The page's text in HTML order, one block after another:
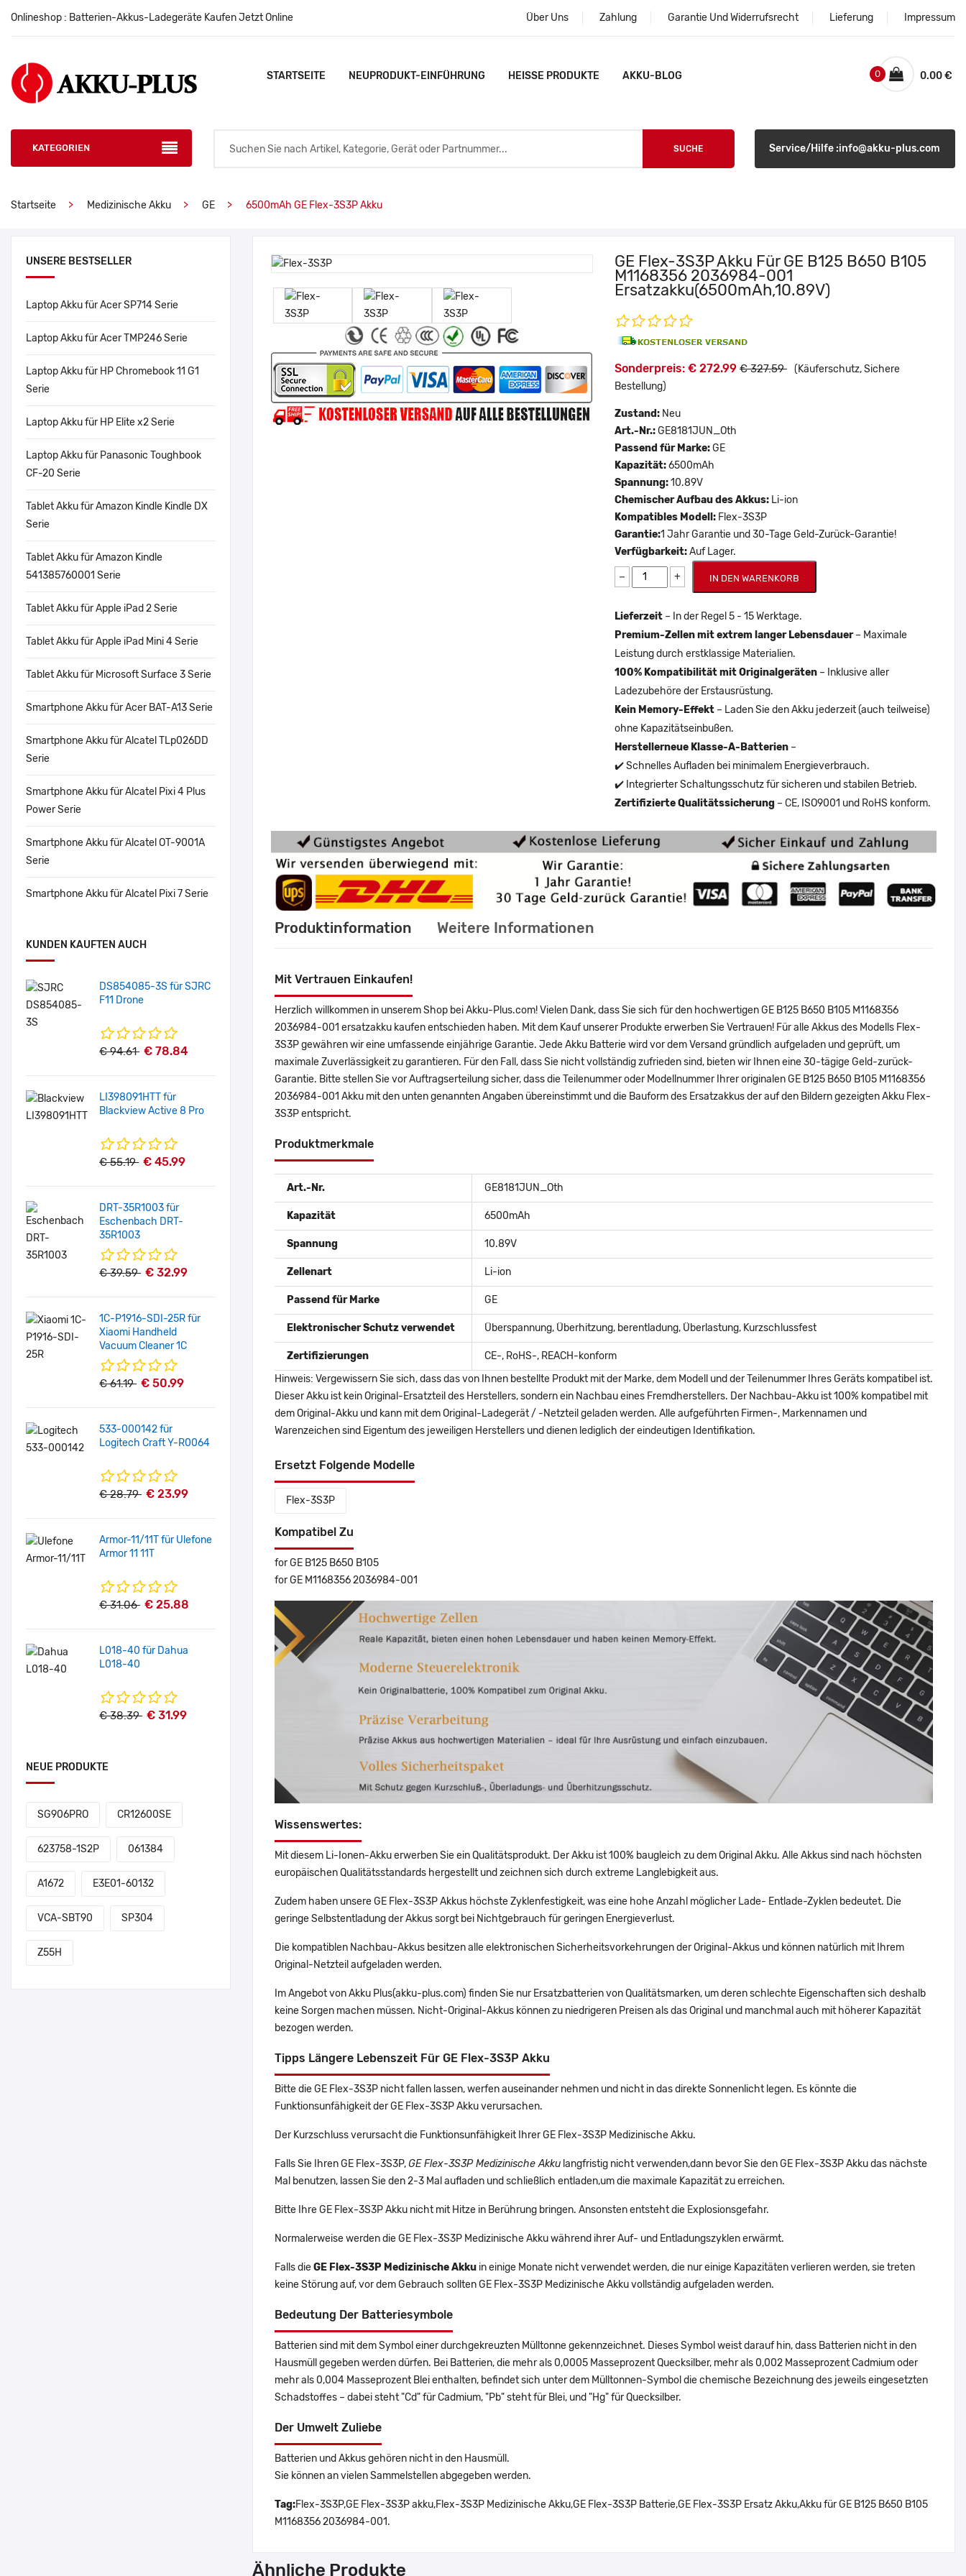
Onlineshop : Batterien-Akkus-Ladegeräte Kaufen Jetzt Online Über Uns Zahlung Garantie Und Widerrufsrecht Lieferung Impressum
STARTSEITE NEUPRODUKT-EINFÜHRUNG HEISSE PRODUKTE AKKU-BLOG 0.00 €
0
KATEGORIEN SUCHE Service/Hilfe :info@akku-plus.com
Startseite Medizinische Akku GE 6500mAh GE Flex-3S3P Akku
UNSERE BESTSELLER
Laptop Akku für Acer SP714 Serie
Laptop Akku für Acer TMP246 Serie
Laptop Akku für HP Chromebook 11 G1
Serie
Laptop Akku für HP Elite x2 Serie
Laptop Akku für Panasonic Toughbook
CF-20 Serie
Tablet Akku für Amazon Kindle Kindle DX
Serie
Tablet Akku für Amazon Kindle
541385760001 Serie
Tablet Akku für Apple iPad 2 Serie
Tablet Akku für Apple iPad Mini 4 Serie
Tablet Akku für Microsoft Surface 3 Serie
Smartphone Akku für Acer BAT-A13 Serie
Smartphone Akku für Alcatel TLp026DD
Serie
Smartphone Akku für Alcatel Pixi 4 Plus
Power Serie
Smartphone Akku für Alcatel OT-9001A
Serie
Smartphone Akku für Alcatel Pixi 7 Serie
KUNDEN KAUFTEN AUCH
DS854085-3S für SJRC
F11 Drone
€ 94.61 € 78.84
LI398091HTT für
Blackview Active 8 Pro
€ 55.19 € 45.99
DRT-35R1003 für
Eschenbach DRT-
35R1003
€ 39.59 € 32.99
1C-P1916-SDI-25R für
Xiaomi Handheld
Vacuum Cleaner 1C
€ 61.19 € 50.99
533-000142 für
Logitech Craft Y-R0064
€ 28.79 € 23.99
Armor-11/11T für Ulefone
Armor 11 11T
€ 31.06 € 25.88
L018-40 für Dahua
L018-40
€ 38.39 € 31.99
NEUE PRODUKTE
SG906PRO CR12600SE
623758-1S2P 061384
A1672 E3E01-60132
VCA-SBT90 SP304
Z55H
GE Flex-3S3P Akku Für GE B125 B650 B105
M1168356 2036984-001
Ersatzakku(6500mAh,10.89V)
Sonderpreis: € 272.99 € 327.59 (Käuferschutz, Sichere
Bestellung)
Zustand: Neu
Art.-Nr.:GE8181JUN_Oth
Passend für Marke:GE
Kapazität:6500mAh
Spannung:10.89V
Chemischer Aufbau des Akkus: Li-ion
Kompatibles Modell: Flex-3S3P
Garantie:1 Jahr Garantie und 30-Tage Geld-Zurück-Garantie!
Verfügbarkeit:Auf Lager.
− + IN DEN WARENKORB
Lieferzeit – In der Regel 5 - 15 Werktage.
Premium-Zellen mit extrem langer Lebensdauer– Maximale
Leistung durch erstklassige Materialien.
100% Kompatibilität mit Originalgeräten – Inklusive aller
Ladezubehöre der Erstausrüstung.
Kein Memory-Effekt – Laden Sie den Akku jederzeit (auch teilweise)
ohne Kapazitätseinbußen.
Herstellerneue Klasse-A-Batterien –
✔️ Schnelles Aufladen bei minimalem Energieverbrauch.
✔️ Integrierter Schaltungsschutz für sicheren und stabilen Betrieb.
Zertifizierte Qualitätssicherung – CE, ISO9001 und RoHS konform.
Produktinformation Weitere Informationen
Mit Vertrauen Einkaufen!
Herzlich willkommen in unserem Shop bei Akku-Plus.com! Vielen Dank, dass Sie sich für den hochwertigen GE B125 B650 B105 M1168356
2036984-001 ersatzakku kaufen entschieden haben. Mit dem Kauf unserer Produkte erwerben Sie Vertrauen! Für alle Akkus des Modells Flex-
3S3P gewähren wir eine umfassende einjährige Garantie. Jede Akku Batterie wird vor dem Versand gründlich aufgeladen und geprüft, um
maximale Zuverlässigkeit zu garantieren. Für den Fall, dass Sie nicht vollständig zufrieden sind, bieten wir Ihnen eine 30-tägige Geld-zurück-
Garantie. Bitte stellen Sie vor Auftragserteilung sicher, dass die Teilenummer oder Modellnummer Ihrer originalen GE B125 B650 B105 M1168356
2036984-001 Akku mit den unten genannten Angaben übereinstimmt und die Bauform des Ersatzakkus der auf den Bildern gezeigten Akku Flex-
3S3P entspricht.
Produktmerkmale
Art.-Nr. GE8181JUN_Oth
Kapazität 6500mAh
Spannung 10.89V
Zellenart Li-ion
Passend für Marke GE
Elektronischer Schutz verwendet Überspannung, Überhitzung, berentladung, Überlastung, Kurzschlussfest
Zertifizierungen
CE-, RoHS-, REACH-konform
Hinweis: Vergewissern Sie sich, dass das von Ihnen bestellte Produkt mit der Marke, dem Modell und der Teilenummer Ihres Geräts kompatibel ist.
Dieser Akku ist kein Original-Ersatzteil des Herstellers, sondern ein Nachbau eines Fremdherstellers. Der Nachbau-Akku ist 100% kompatibel mit
dem Original-Akku und kann mit dem Original-Ladegerät / -Netzteil geladen werden. Alle aufgeführten Firmen-, Markennamen und
Warenzeichen sind Eigentum des jeweiligen Herstellers und dienen lediglich der eindeutigen Identifikation.
Ersetzt Folgende Modelle
Flex-3S3P
Kompatibel Zu
for GE B125 B650 B105
for GE M1168356 2036984-001
Wissenswertes:
Mit diesem Li-Ionen-Akku erwerben Sie ein Qualitätsprodukt. Der Akku ist 100% baugleich zu dem Original Akku. Alle Akkus sind nach höchsten
europäischen Qualitätsstandards hergestellt und zeichnen sich durch extreme Langlebigkeit aus.
Zudem haben unsere GE Flex-3S3P Akkus höchste Zyklenfestigkeit, was eine hohe Anzahl möglicher Lade- Entlade-Zyklen bedeutet. Die
geringe Selbstentladung der Akkus sorgt bei Nichtgebrauch für geringen Energieverlust.
Die kompatiblen Nachbau-Akkus besitzen alle elektronischen Sicherheitsvorkehrungen der Original-Akkus und können natürlich mit Ihrem
Original-Netzteil aufgeladen werden.
Im Angebot von Akku Plus(akku-plus.com) finden Sie nur Ersatzbatterien von Qualitätsmarken, um deren schlechte Eigenschaften sich deshalb
keine Sorgen machen müssen. Nicht-Original-Akkus können zu niedrigeren Preisen als das Original und manchmal auch mit höherer Kapazität
bezogen werden.
Tipps Längere Lebenszeit Für GE Flex-3S3P Akku
Bitte die GE Flex-3S3P nicht fallen lassen, werfen auseinander nehmen und nicht in das direkte Sonnenlicht legen. Es könnte die
Funktionsunfähigkeit der GE Flex-3S3P Akku verursachen.
Der Kurzschluss verursacht die Funktionsunfähigkeit Ihrer GE Flex-3S3P Medizinische Akku.
Falls Sie Ihren GE Flex-3S3P, GE Flex-3S3P Medizinische Akku langfristig nicht verwenden,dann bevor Sie den GE Flex-3S3P Akku das nächste
Mal benutzen, lassen Sie den 2-3 Mal aufladen und schließlich entladen,um die maximale Kapazität zu erreichen.
Bitte Ihre GE Flex-3S3P Akku nicht mit Hitze in Berührung bringen. Ansonsten entsteht die Explosionsgefahr.
Normalerweise werden die GE Flex-3S3P Medizinische Akku während ihrer Auf- und Entladungszyklen erwärmt.
Falls dieGE Flex-3S3P Medizinische Akku in einige Monate nicht verwendet werden, die nur einige Kapazitäten verlieren werden, sie treten
keine Störung auf, vor dem Gebrauch sollten GE Flex-3S3P Medizinische Akku vollständig aufgeladen werden.
Bedeutung Der Batteriesymbole
Batterien sind mit dem Symbol einer durchgekreuzten Mülltonne gekennzeichnet. Dieses Symbol weist darauf hin, dass Batterien nicht in den
Hausmüll gegeben werden dürfen. Bei Batterien, die mehr als 0,0005 Masseprozent Quecksilber, mehr als 0,002 Masseprozent Cadmium oder
mehr als 0,004 Masseprozent Blei enthalten, befindet sich unter dem Mülltonnen-Symbol die chemische Bezeichnung des jeweils eingesetzten
Schadstoffes – dabei steht "Cd" für Cadmium, "Pb" steht für Blei, und "Hg" für Quecksilber.
Der Umwelt Zuliebe
Batterien und Akkus gehören nicht in den Hausmüll.
Sie können an vielen Sammelstellen abgegeben werden.
Tag:Flex-3S3P,GE Flex-3S3P akku,Flex-3S3P Medizinische Akku,GE Flex-3S3P Batterie,GE Flex-3S3P Ersatz Akku,Akku für GE B125 B650 B105
M1168356 2036984-001.
Ähnliche Produkte